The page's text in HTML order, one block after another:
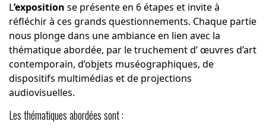
L’exposition se présente en 6 étapes et invite à
réfléchir à ces grands questionnements. Chaque partie
nous plonge dans une ambiance en lien avec la
thématique abordée, par le truchement d’ œuvres d’art
contemporain, d’objets muséographiques, de
dispositifs multimédias et de projections
audiovisuelles.
Les thématiques abordées sont :